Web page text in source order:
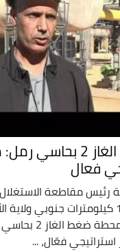
محطة ضغط الغاز 2
فعال
رئيس مقاطعة الاستغلال
رمل (110 كيلومترات جنوبي ولاية
الأربعاء، فعالية
فعّال، ...